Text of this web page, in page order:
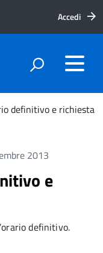
Accedi
definitivo e richiesta
2013
e
definitivo.